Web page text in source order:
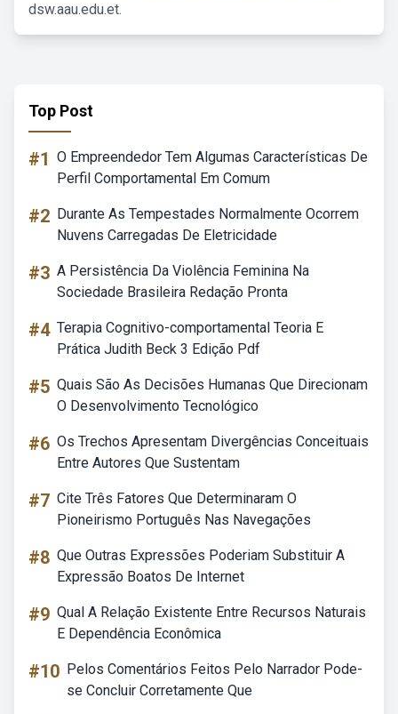
dsw.aau.edu.et.
Top Post
#1 O Empreendedor Tem Algumas Características De
Perfil Comportamental Em Comum
#2 Durante As Tempestades Normalmente Ocorrem
Nuvens Carregadas De Eletricidade
#3 A Persistência Da Violência Feminina Na
Sociedade Brasileira Redação Pronta
#4 Terapia Cognitivo-comportamental Teoria E
Prática Judith Beck 3 Edição Pdf
#5 Quais São As Decisões Humanas Que Direcionam
O Desenvolvimento Tecnológico
#6 Os Trechos Apresentam Divergências Conceituais
Entre Autores Que Sustentam
#7 Cite Três Fatores Que Determinaram O
Pioneirismo Português Nas Navegações
#8 Que Outras Expressões Poderiam Substituir A
Expressão Boatos De Internet
#9 Qual A Relação Existente Entre Recursos Naturais
E Dependência Econômica
#10 Pelos Comentários Feitos Pelo Narrador Pode-
se Concluir Corretamente Que